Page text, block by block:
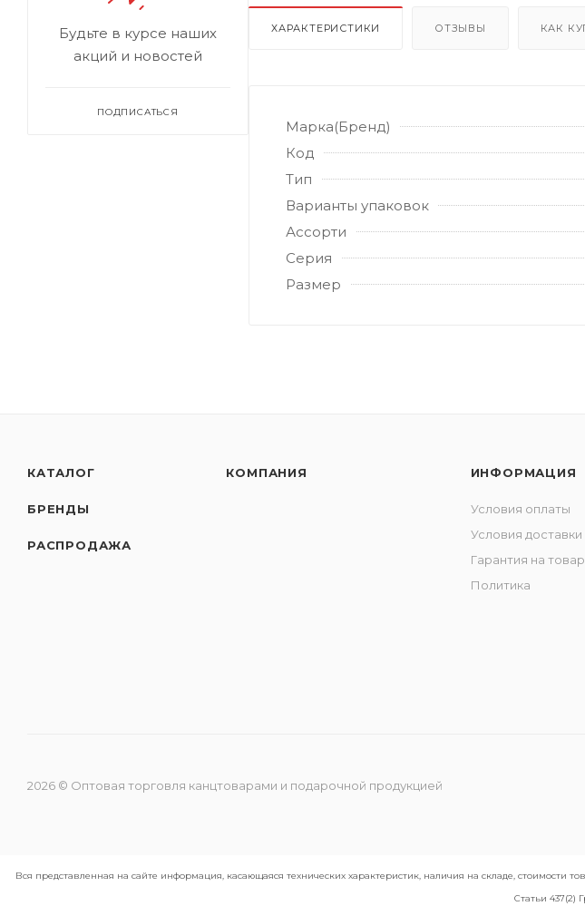
ХАРАКТЕРИСТИКИ ОТЗЫВЫ КАК
Марка(Бренд)
Код
Тип
Варианты упаковок
Ассорти
Серия
Размер
Будьте в курсе наших
акций и новостей
ПОДПИСАТЬСЯ
КАТАЛОГ
БРЕНДЫ
РАСПРОДАЖА
КОМПАНИЯ ИНФОРМАЦИЯ
Условия оплаты
Условия доставки
Гарантия на товар
Политика
2026 © Оптовая торговля канцтоварами и подарочной продукцией
Вся представленная на сайте информация, касающаяся технических характеристик, наличия на складе,
Статьи 437(2)